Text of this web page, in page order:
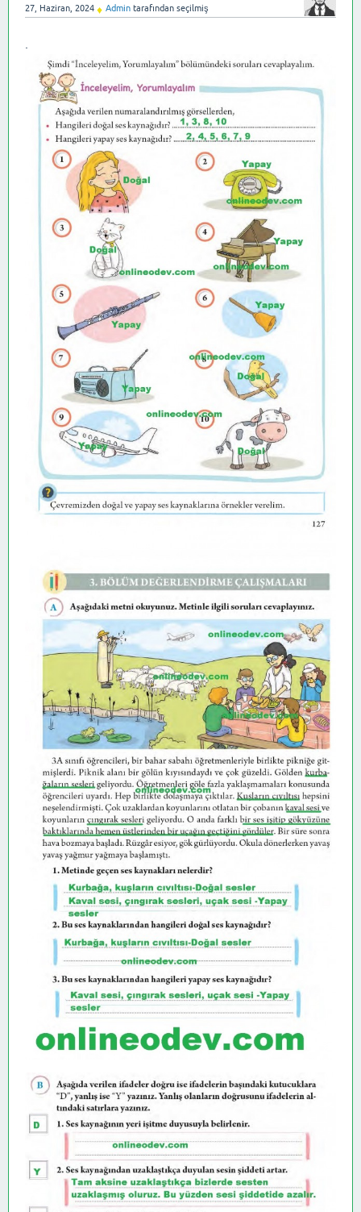
27, Haziran, 2024 ♦ Admin tarafından seçilmiş